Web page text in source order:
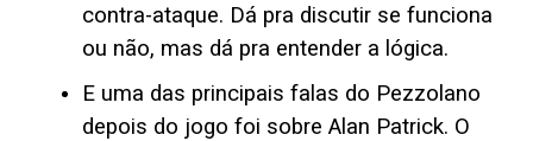
contra-ataque. Dá pra discutir se funciona
ou não, mas dá pra entender a lógica.
E uma das principais falas do Pezzolano
depois do jogo foi sobre Alan Patrick. O